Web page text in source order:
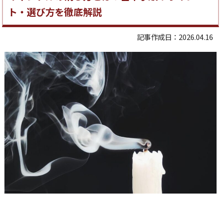
ト・選び方を徹底解説
記事作成日：2026.04.16